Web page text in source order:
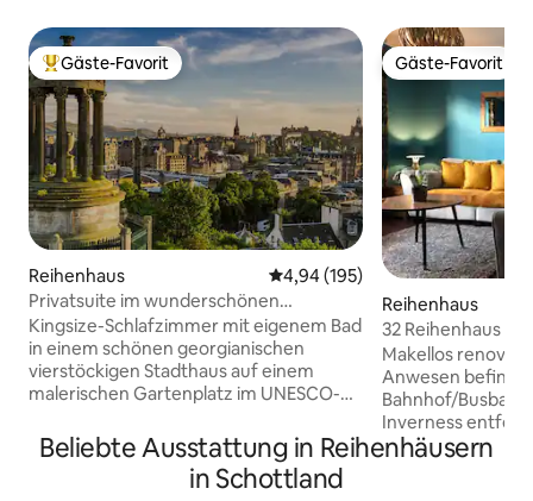
Beliebter Gäste-Favorit.
Gäste-Favorit
Reihenhaus Durchschnittliche Bewertung:
4,94 (195)
Privatsuite im wunderschönen
georgianischen Haus
Kingsize-Schlafzimmer mit eigenem Bad
in einem schönen georgianischen
vierstöckigen Stadthaus auf einem
malerischen Gartenplatz im UNESCO-
renovierte Kellerwohnung verfügt über
eine eigene private Haustür. Das Haus
befindet sich in der Stockbridge-
Gäste-Favorit
Gäste-Favorit
Reihenhaus
32 Reihenhaus
Makellos
Anwesen
Bahnhof/
Inverness
für die gesamte
Beliebte Ausstattung in Reihenhäusern
in Schottland